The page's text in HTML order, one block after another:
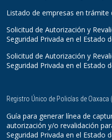
Listado de empresas en
Solicitud de Autorización y
Seguridad Privada en el Estado
Solicitud de Autorización y
Seguridad Privada en el Estado
Registro Único de Policías de Oaxaca
Guía para generar línea de
autorización y/o revalidación
Seguridad Privada en el Estado